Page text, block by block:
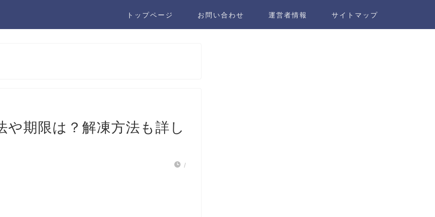
トップページ お問い合わせ 運営者情報 サイトマップ
や期限は？解凍方法も詳し
/